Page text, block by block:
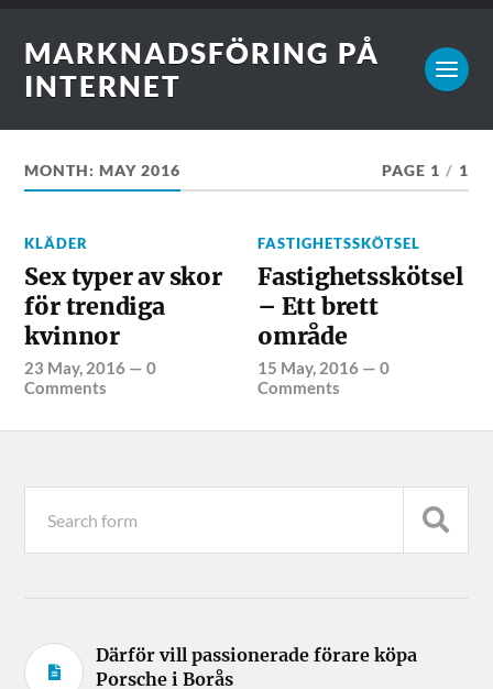
MARKNADSFÖRING PÅ
INTERNET
MONTH:MAY 2016 PAGE 1 / 1
KLÄDER
Sex typer av skor
för trendiga
kvinnor
23 May, 2016 —0
Comments
FASTIGHETSSKÖTSEL
Fastighetsskötsel
– Ett brett
område
15 May, 2016 —0
Comments
Därför vill passionerade förare köpa
Porsche i Borås